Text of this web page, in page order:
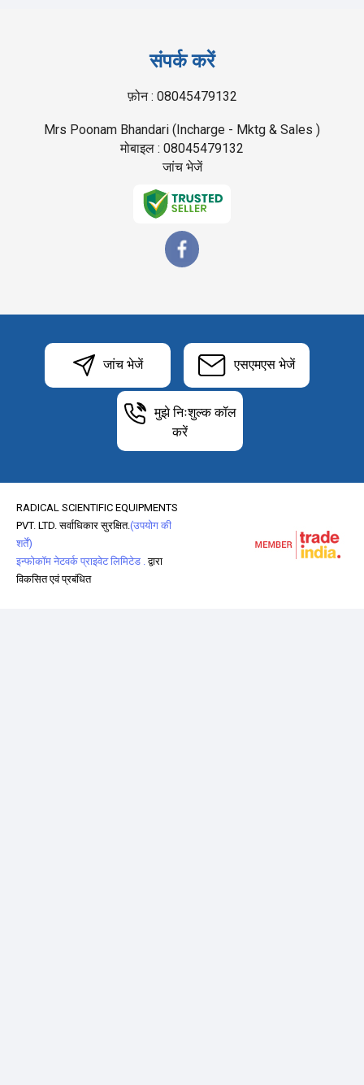
संपर्क करें
फ़ोन : 08045479132
Mrs Poonam Bhandari (Incharge - Mktg & Sales )
मोबाइल : 08045479132
जांच भेजें
जांच भेजें एसएमएस भेजें
मुझे निःशुल्क कॉल
करें
RADICAL SCIENTIFIC EQUIPMENTS
PVT. LTD. सर्वाधिकार सुरक्षित.(उपयोग की
शर्तें)
इन्फोकॉम नेटवर्क प्राइवेट लिमिटेड .द्वारा
विकसित एवं प्रबंधित